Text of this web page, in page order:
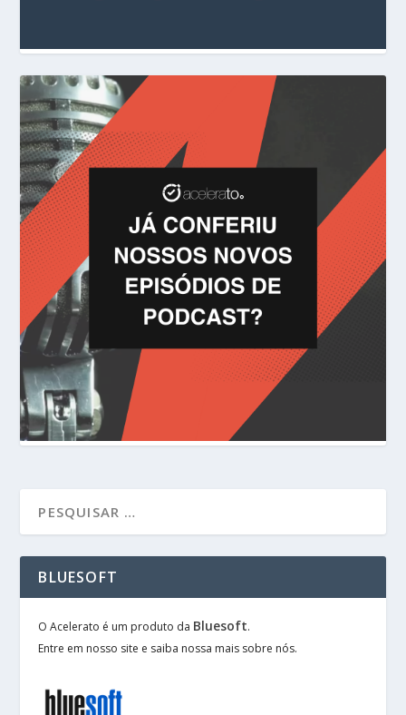
BLUESOFT
O Acelerato é um produto da Bluesoft.
Entre em nosso site e saiba nossa mais sobre nós.